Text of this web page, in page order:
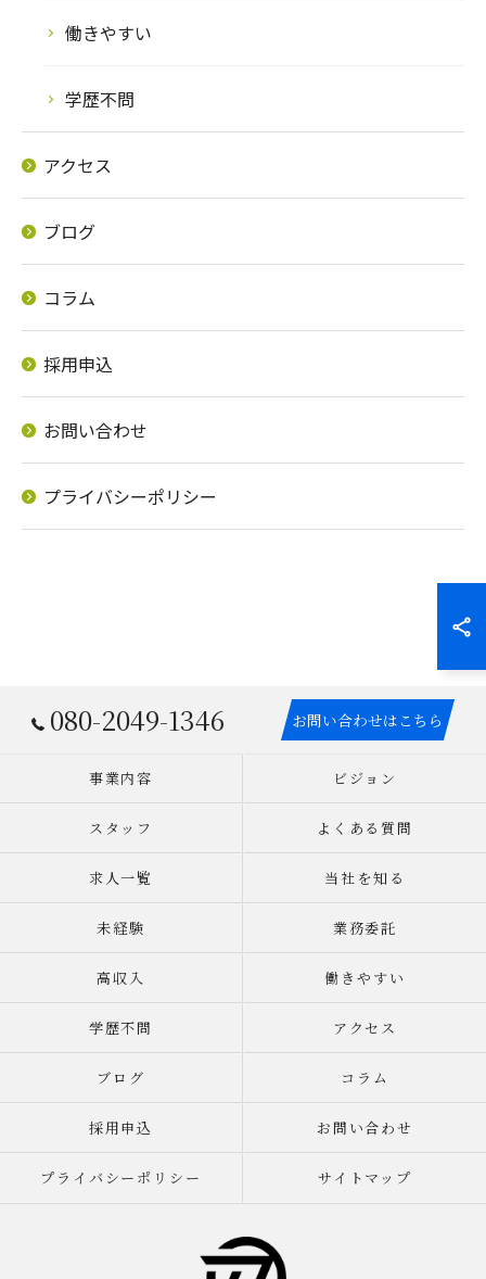
働きやすい
学歴不問
アクセス
ブログ
コラム
採用申込
お問い合わせ
プライバシーポリシー
080-2049-1346 お問い合わせはこちら
事業内容 ビジョン
スタッフ よくある質問
求人一覧 当社を知る
未経験 業務委託
高収入 働きやすい
学歴不問 アクセス
ブログ コラム
採用申込 お問い合わせ
プライバシーポリシー サイトマップ